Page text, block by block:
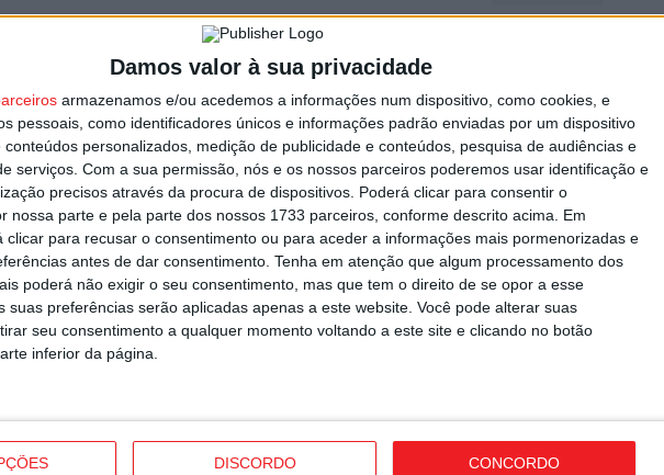
Damos valor à sua privacidade
armazenamos e/ou acedemos a informações num dispositivo, como cookies, e
pessoais, como identificadores únicos e informações padrão enviadas por um dispositivo
conteúdos personalizados, medição de publicidade e conteúdos, pesquisa de audiências e
serviços. Com a sua permissão, nós e os nossos parceiros poderemos usar identificação e
precisos através da procura de dispositivos. Poderá clicar para consentir o
nossa parte e pela parte dos nossos 1733 parceiros, conforme descrito acima. Em
clicar para recusar o consentimento ou para aceder a informações mais pormenorizadas e
antes de dar consentimento. Tenha em atenção que algum processamento dos
poderá não exigir o seu consentimento, mas que tem o direito de se opor a esse
suas preferências serão aplicadas apenas a este website. Você pode alterar suas
seu consentimento a qualquer momento voltando a este site e clicando no botão
inferior da página.
DISCORDO CONCORDO
e Tondela vão exibir distinções
Futebol:
e Tondela vão
oficiais nas...
7 de Agosto, 2026
Combustíveis:
baixar de forma
próxima semana